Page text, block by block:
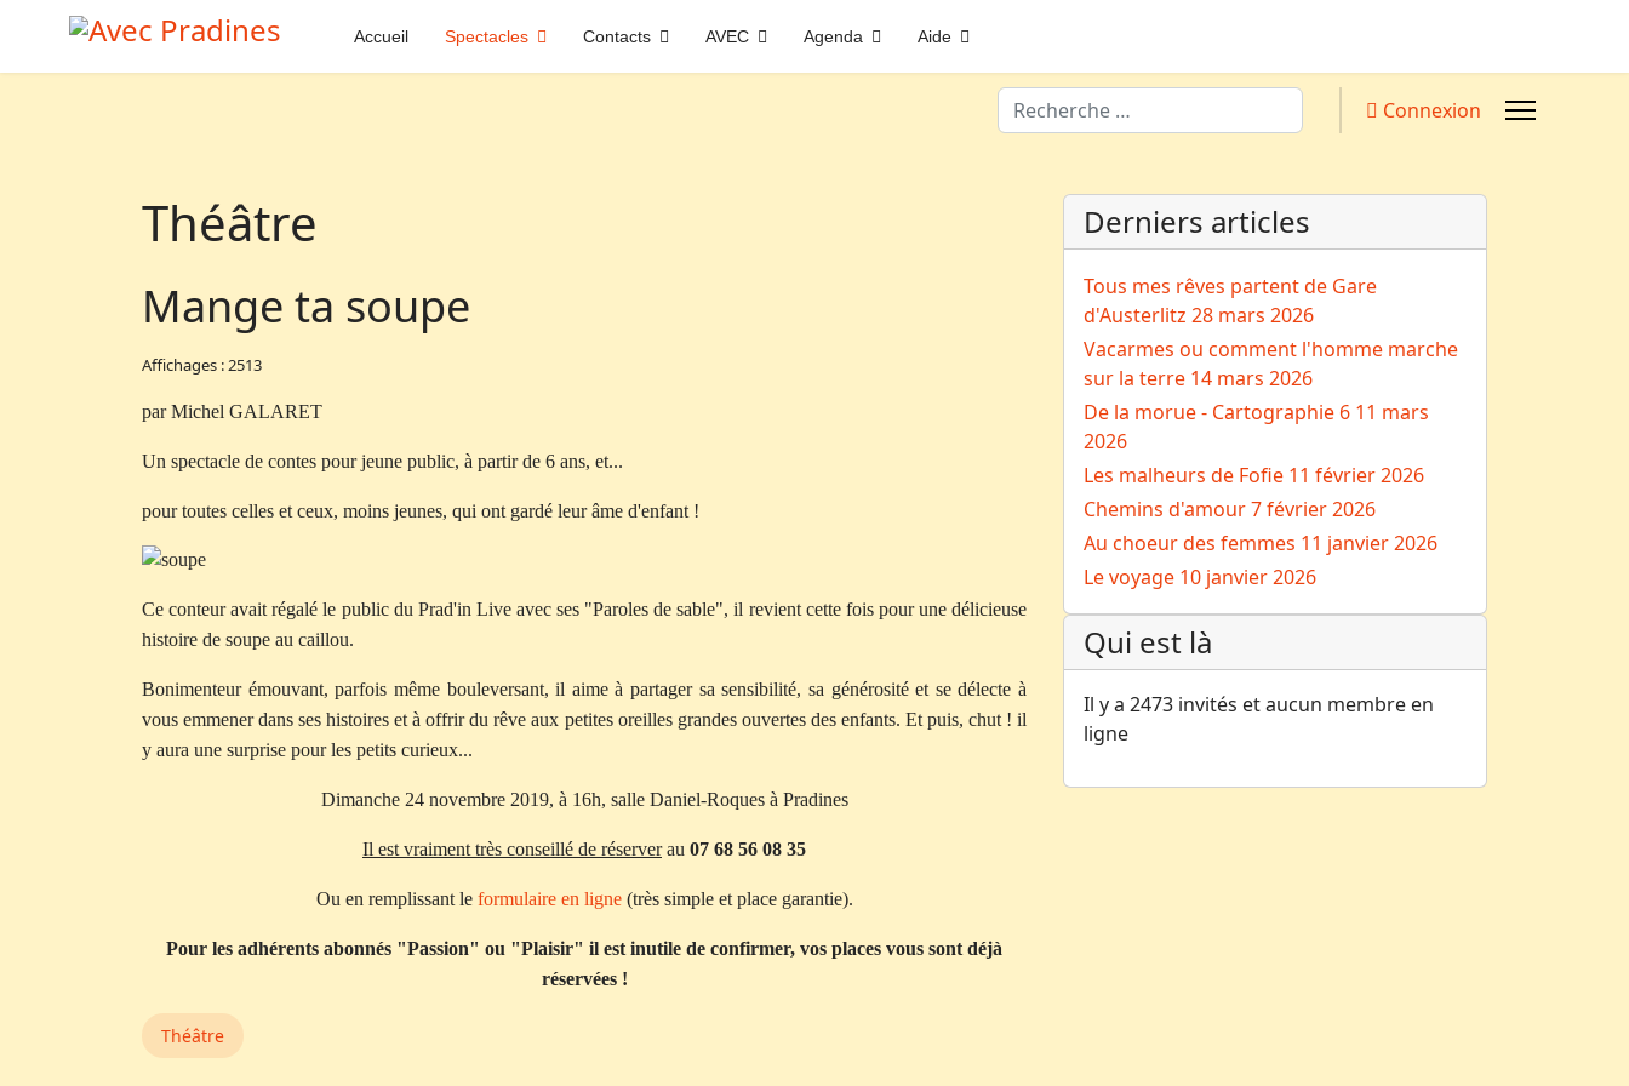
Accueil Spectacles Contacts AVEC Agenda Aide
Valider Connexion
Théâtre
Mange ta soupe
Affichages : 2513
par Michel GALARET
Un spectacle de contes pour jeune public, à partir de 6 ans, et...
pour toutes celles et ceux, moins jeunes, qui ont gardé leur âme d'enfant !
Ce conteur avait régalé le public du Prad'in Live avec ses "Paroles de sable", il revient cette fois pour une délicieuse
histoire de soupe au caillou.
Bonimenteur émouvant, parfois même bouleversant, il aime à partager sa sensibilité, sa générosité et se délecte à
vous emmener dans ses histoires et à offrir du rêve aux petites oreilles grandes ouvertes des enfants. Et puis, chut ! il
y aura une surprise pour les petits curieux...
Dimanche 24 novembre 2019, à 16h, salle Daniel-Roques à Pradines
Il est vraiment très conseillé de réserverau 07 68 56 08 35
Ou en remplissant le formulaire en ligne(très simple et place garantie).
Pour les adhérents abonnés "Passion" ou "Plaisir" il est inutile de confirmer, vos places vous sont déjà
réservées !
Théâtre
Derniers articles
Tous mes rêves partent de Gare
d'Austerlitz 28 mars 2026
Vacarmes ou comment l'homme marche
sur la terre 14 mars 2026
De la morue - Cartographie 6 11 mars
2026
Les malheurs de Fofie 11 février 2026
Chemins d'amour7 février 2026
Au choeur des femmes 11 janvier 2026
Le voyage 10 janvier 2026
Qui est là
Il y a 2473 invités et aucun membre en
ligne